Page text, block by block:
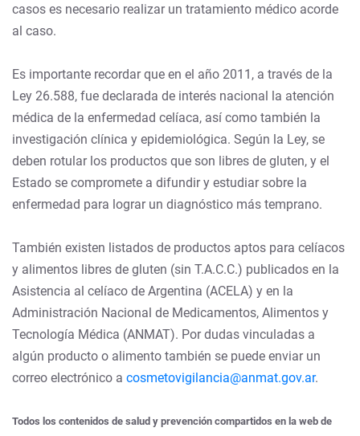
casos es necesario realizar un tratamiento médico acorde
al caso.
Es importante recordar que en el año 2011, a través de la
Ley 26.588, fue declarada de interés nacional la atención
médica de la enfermedad celíaca, así como también la
investigación clínica y epidemiológica. Según la Ley, se
deben rotular los productos que son libres de gluten, y el
Estado se compromete a difundir y estudiar sobre la
enfermedad para lograr un diagnóstico más temprano.
También existen listados de productos aptos para celíacos
y alimentos libres de gluten (sin T.A.C.C.) publicados en la
Asistencia al celíaco de Argentina (ACELA) y en la
Administración Nacional de Medicamentos, Alimentos y
Tecnología Médica (ANMAT). Por dudas vinculadas a
algún producto o alimento también se puede enviar un
correo electrónico a cosmetovigilancia@anmat.gov.ar.
Todos los contenidos de salud y prevención compartidos en la web de